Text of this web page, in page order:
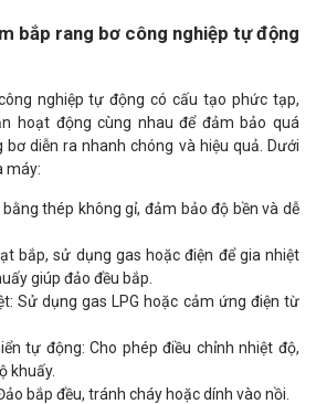
bắp rang bơ công nghiệp tự động
nghiệp tự động có cấu tạo phức tạp,
hoạt động cùng nhau để đảm bảo quá
diễn ra nhanh chóng và hiệu quả. Dưới
máy:
thép không gỉ, đảm bảo độ bền và dễ
bắp, sử dụng gas hoặc điện để gia nhiệt
giúp đảo đều bắp.
Sử dụng gas LPG hoặc cảm ứng điện từ
tự động: Cho phép điều chỉnh nhiệt độ,
khuấy.
bắp đều, tránh cháy hoặc dính vào nồi.